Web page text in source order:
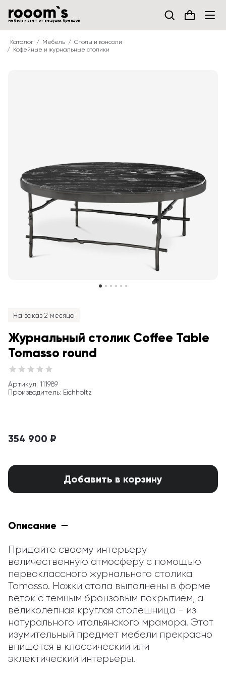
мебель и свет от ведущих брендов
Каталог Мебель
Столы и консоли
Кофейные и журнальные столики
На заказ 2 месяца
Журнальный столик Coffee Table
Tomasso round
Артикул: 111989
Производитель: Eichholtz
354 900 ₽
Добавить в корзину
Описание
Придайте своему интерьеру
величественную атмосферу с помощью
первоклассного журнального столика
Tomasso. Ножки стола выполнены в форме
веток с темным бронзовым покрытием, а
великолепная круглая столешница - из
натурального итальянского мрамора. Этот
изумительный предмет мебели прекрасно
впишется в классический или
эклектический интерьеры.